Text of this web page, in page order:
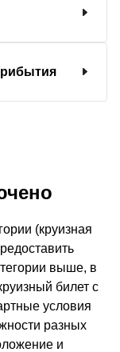
(круизная
выше, в
билет с
условия
разных
и